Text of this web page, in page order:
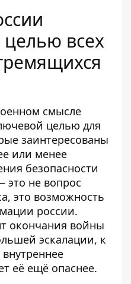
целью всех
смысле
целью для
заинтересованы
или менее
безопасности
не вопрос
это возможность
россии.
окончания войны
эскалации, к
её ещё опаснее.